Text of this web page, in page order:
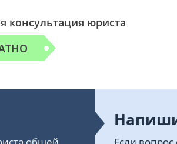
консультация юриста